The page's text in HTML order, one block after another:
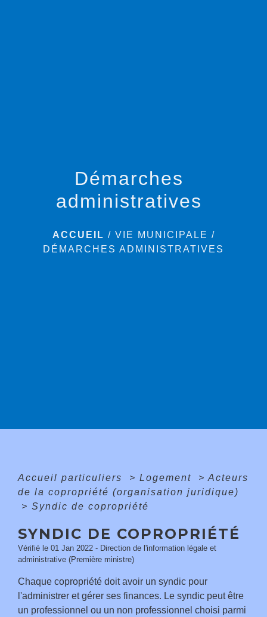
Démarches
administratives
ACCUEIL / VIE MUNICIPALE /
DÉMARCHES ADMINISTRATIVES
Accueil particuliers > Logement > Acteurs
de la copropriété (organisation juridique)
> Syndic de copropriété
SYNDIC DE COPROPRIÉTÉ
Vérifié le 01 Jan 2022 - Direction de l'information légale et
administrative (Première ministre)
Chaque copropriété doit avoir un syndic pour
l'administrer et gérer ses finances. Le syndic peut être
un professionnel ou un non professionnel choisi parmi